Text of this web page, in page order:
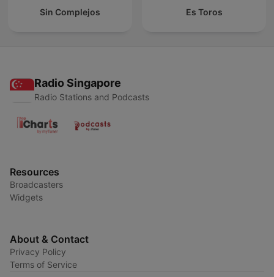
Sin Complejos Es Toros
Radio Singapore
Radio Stations and Podcasts
Resources
Broadcasters
Widgets
About & Contact
Privacy Policy
Terms of Service